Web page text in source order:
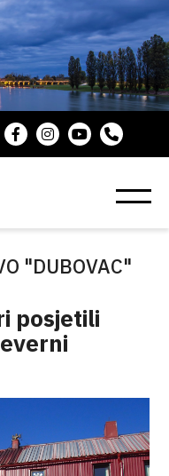
"DUBOVAC"
posjetili